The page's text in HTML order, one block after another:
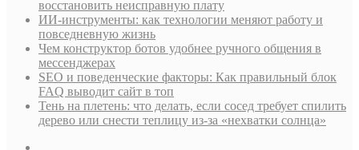
восстановить неисправную плату
ИИ-инструменты: как технологии меняют работу и
повседневную жизнь
Чем конструктор ботов удобнее ручного общения в
мессенджерах
SEO и поведенческие факторы: Как правильный блок
FAQ выводит сайт в топ
Тень на плетень: что делать, если сосед требует спилить
дерево или снести теплицу из-за «нехватки солнца»